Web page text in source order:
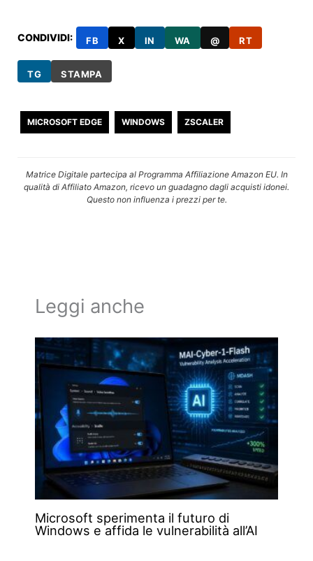
CONDIVIDI: FB X IN WA @ RT
TG STAMPA
MICROSOFT EDGE WINDOWS ZSCALER
Matrice Digitale partecipa al Programma Affiliazione Amazon EU. In
qualità di Affiliato Amazon, ricevo un guadagno dagli acquisti idonei.
Questo non influenza i prezzi per te.
Leggi anche
Microsoft sperimenta il futuro di
Windows e affida le vulnerabilità all’AI